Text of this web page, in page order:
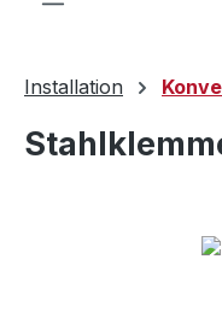
Installation
Bildergalerie